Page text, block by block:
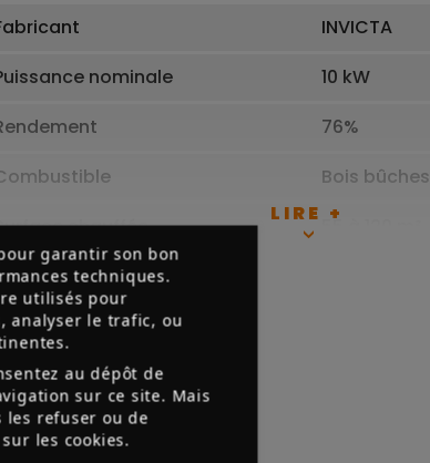
garantir son bon
techniques.
utilisés pour
analyser le trafic, ou
au dépôt de
sur ce site. Mais
les refuser ou de
les cookies.
INVICTA
nominale
10 kW
76%
Bois bûches
chauffée
55 à 120 m²
chauffé
LIRE +